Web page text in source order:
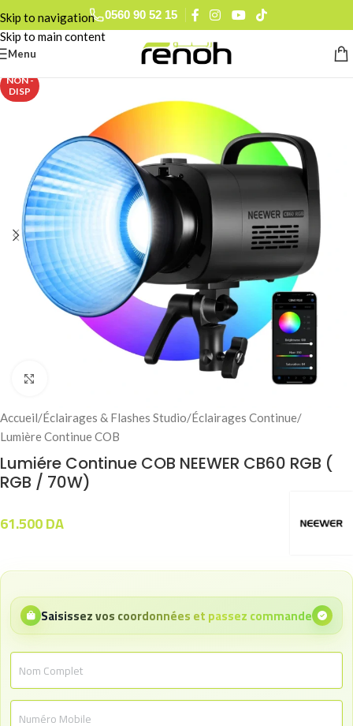
Skip to navigation
Skip to main content
0560 90 52 15
Menu
NON -
DISP
Accueil/Éclairages & Flashes Studio/Éclairages Continue/
Lumière Continue COB
Lumiére Continue COB NEEWER CB60 RGB (
RGB / 70W)
61.500DA
Saisissez vos coordonnées et passez commande